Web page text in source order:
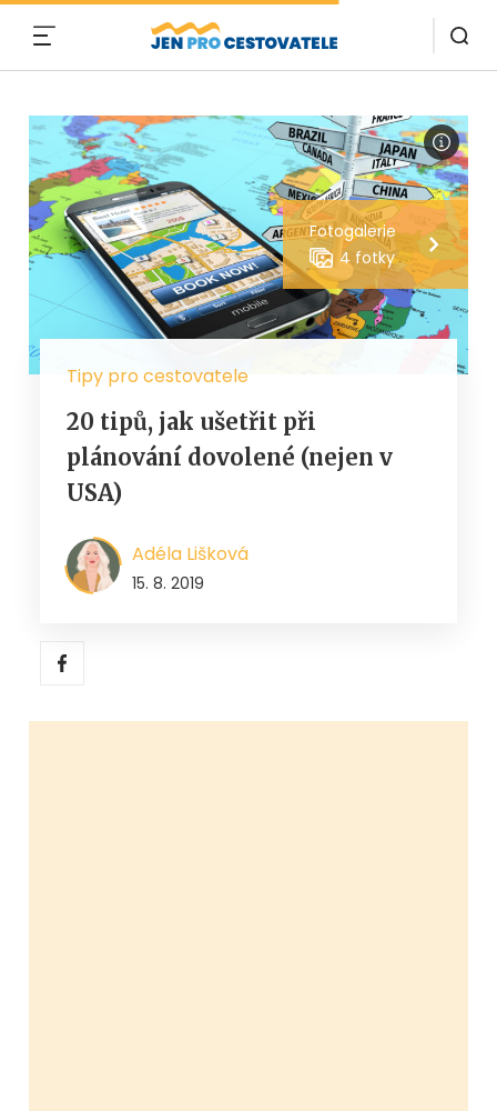
Fotogalerie
4 fotky
Tipy pro cestovatele
20 tipů, jak ušetřit při
plánování dovolené (nejen v
USA)
Adéla Lišková
15. 8. 2019